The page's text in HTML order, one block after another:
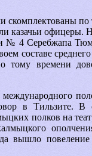
по
казачьи офицеры.
№ 4 Серебжапа
составе
тому времени
международного
в Тильзите. В
полков на
вышло